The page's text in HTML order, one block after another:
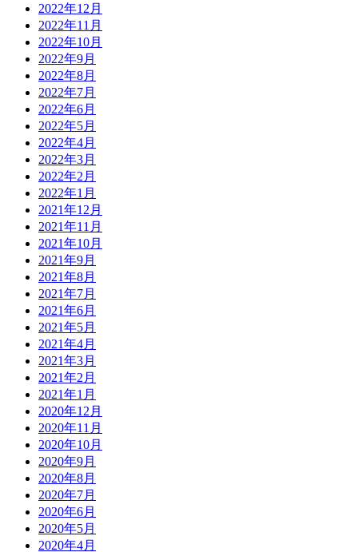
2022年12月
2022年11月
2022年10月
2022年9月
2022年8月
2022年7月
2022年6月
2022年5月
2022年4月
2022年3月
2022年2月
2022年1月
2021年12月
2021年11月
2021年10月
2021年9月
2021年8月
2021年7月
2021年6月
2021年5月
2021年4月
2021年3月
2021年2月
2021年1月
2020年12月
2020年11月
2020年10月
2020年9月
2020年8月
2020年7月
2020年6月
2020年5月
2020年4月